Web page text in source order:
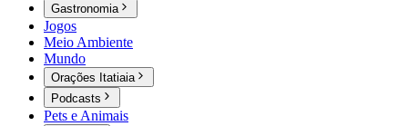
Gastronomia
Jogos
Meio Ambiente
Mundo
Orações Itatiaia
Podcasts
Pets e Animais